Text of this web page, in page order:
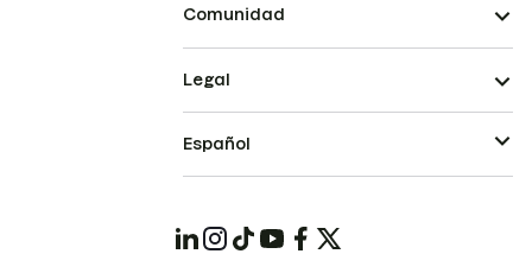
Comunidad
Legal
Español